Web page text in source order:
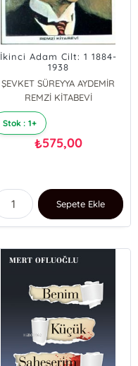
İkinci Adam Cilt: 1 1884-
1938
ŞEVKET SÜREYYA AYDEMİR
REMZİ KİTABEVİ
Stok : 1+
₺575,00
Sepete Ekle